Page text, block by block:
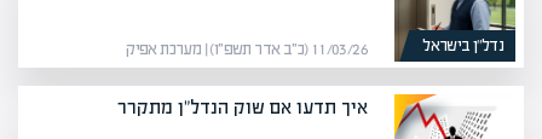
נדל”ן בישראל 11/03/26 (כ״ב אדר תשפ״ו) | מערכת אפיק
איך תדעו אם שוק הנדל"ן מתקרר